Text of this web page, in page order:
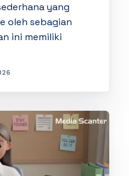
yang
oleh sebagian
ini memiliki